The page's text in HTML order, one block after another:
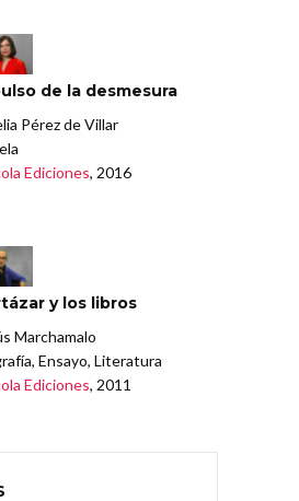
de la desmesura
Pérez de Villar
Ediciones, 2016
y los libros
Marchamalo
Ensayo, Literatura
Ediciones, 2011